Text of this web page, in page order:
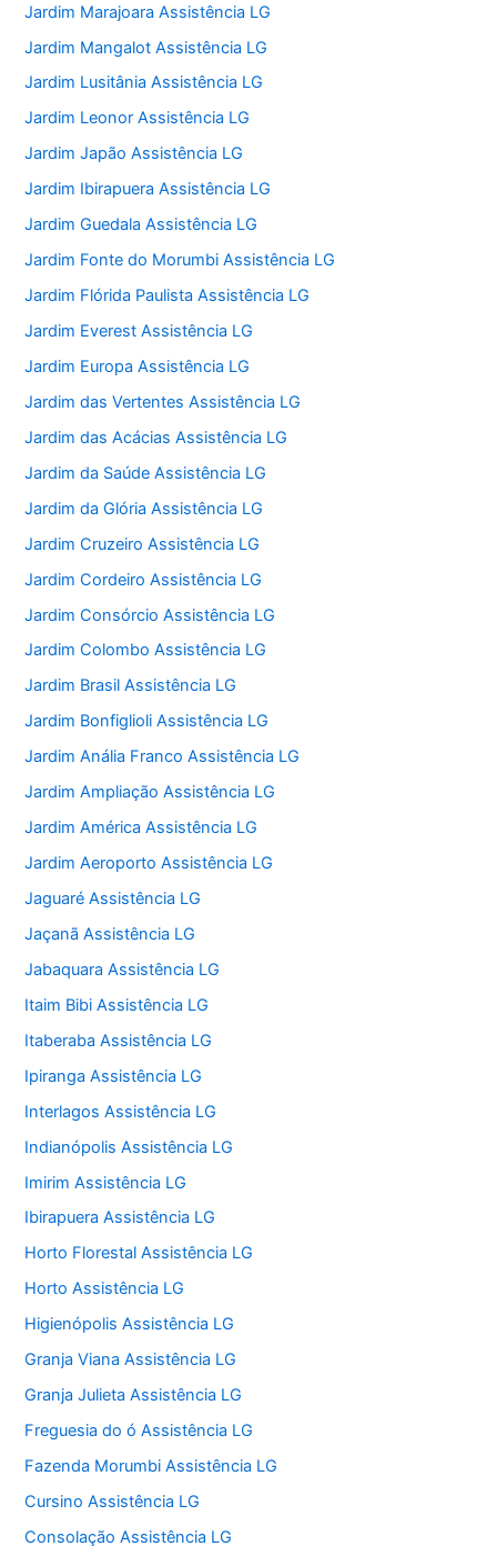
Jardim Marajoara Assistência LG
Jardim Mangalot Assistência LG
Jardim Lusitânia Assistência LG
Jardim Leonor Assistência LG
Jardim Japão Assistência LG
Jardim Ibirapuera Assistência LG
Jardim Guedala Assistência LG
Jardim Fonte do Morumbi Assistência LG
Jardim Flórida Paulista Assistência LG
Jardim Everest Assistência LG
Jardim Europa Assistência LG
Jardim das Vertentes Assistência LG
Jardim das Acácias Assistência LG
Jardim da Saúde Assistência LG
Jardim da Glória Assistência LG
Jardim Cruzeiro Assistência LG
Jardim Cordeiro Assistência LG
Jardim Consórcio Assistência LG
Jardim Colombo Assistência LG
Jardim Brasil Assistência LG
Jardim Bonfiglioli Assistência LG
Jardim Anália Franco Assistência LG
Jardim Ampliação Assistência LG
Jardim América Assistência LG
Jardim Aeroporto Assistência LG
Jaguaré Assistência LG
Jaçanã Assistência LG
Jabaquara Assistência LG
Itaim Bibi Assistência LG
Itaberaba Assistência LG
Ipiranga Assistência LG
Interlagos Assistência LG
Indianópolis Assistência LG
Imirim Assistência LG
Ibirapuera Assistência LG
Horto Florestal Assistência LG
Horto Assistência LG
Higienópolis Assistência LG
Granja Viana Assistência LG
Granja Julieta Assistência LG
Freguesia do ó Assistência LG
Fazenda Morumbi Assistência LG
Cursino Assistência LG
Consolação Assistência LG